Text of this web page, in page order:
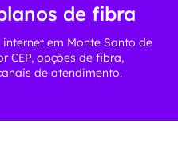
de fibra
em Monte Santo de
CEP, opções de fibra,
de atendimento.